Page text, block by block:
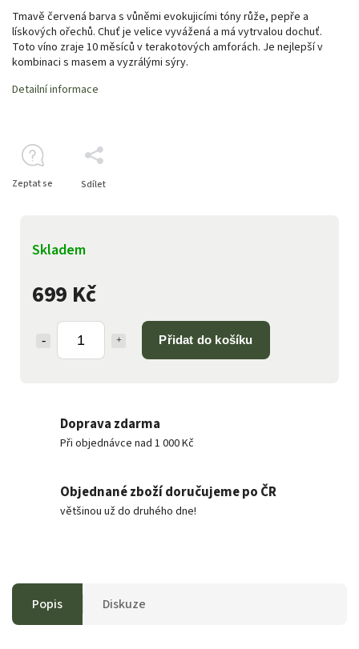
699 Kč
Přidat do košíku
Skladem
Tmavě červená barva s vůněmi evokujicími tóny růže, pepře a
lískových ořechů. Chuť je velice vyvážená a má vytrvalou dochuť.
Toto víno zraje 10 měsíců v terakotových amforách. Je nejlepší v
kombinaci s masem a vyzrálými sýry.
Detailní informace
Zeptat se Sdílet
Doprava zdarma
Při objednávce nad 1 000 Kč
Objednané zboží doručujeme po ČR
většinou už do druhého dne!
Popis Diskuze